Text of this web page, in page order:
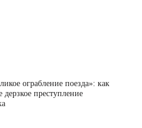
ограбление поезда»: как
преступление